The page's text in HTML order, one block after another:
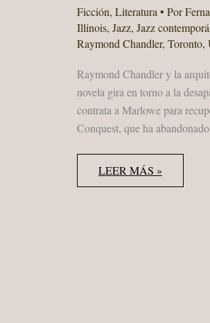
Ficción, Literatura• Por
Illinois, Jazz, Jazz
Raymond Chandler, Toronto,
Raymond Chandler y la
novela gira en torno a la
contrata a Marlowe para
Conquest, que ha
RAYMOND
CHANDLER
“LA
LEER MÁS »